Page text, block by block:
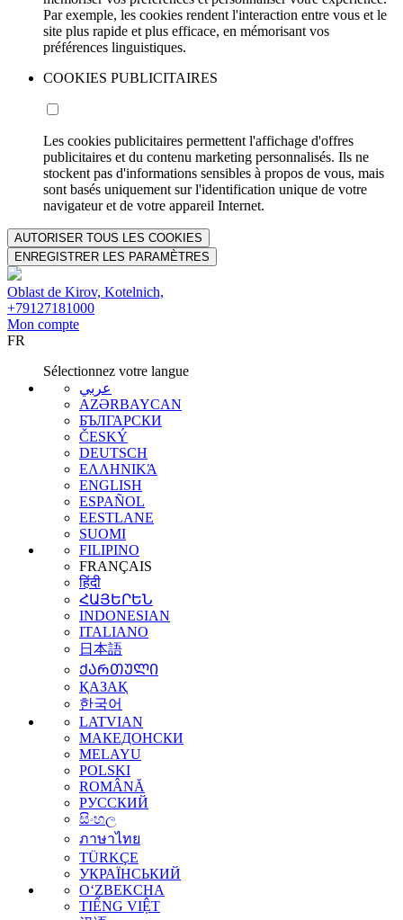
Par exemple, les cookies rendent l'interaction entre vous et le
site plus rapide et plus efficace, en mémorisant vos
préférences linguistiques.
COOKIES PUBLICITAIRES
Les cookies publicitaires permettent l'affichage d'offres
publicitaires et du contenu marketing personnalisés. Ils ne
stockent pas d'informations sensibles à propos de vous, mais
sont basés uniquement sur l'identification unique de votre
navigateur et de votre appareil Internet.
AUTORISER TOUS LES COOKIES
ENREGISTRER LES PARAMÈTRES
Oblast de Kirov, Kotelnich,
+79127181000
Mon compte
FR
Sélectionnez votre langue
عربي
AZƏRBAYCAN
БЪЛГАРСКИ
ČESKÝ
DEUTSCH
ΕΛΛΗΝΙΚΆ
ENGLISH
ESPAÑOL
EESTLANE
SUOMI
FILIPINO
FRANÇAIS
हिंदी
ՀԱՅԵՐԵՆ
INDONESIAN
ITALIANO
日本語
ᲥᲐᲠᲗᲣᲚᲘ
ҚАЗАҚ
한국어
LATVIAN
МАКЕДОНСКИ
MELAYU
POLSKI
ROMÂNĂ
РУССКИЙ
සිංහල
ภาษาไทย
TÜRKÇE
УКРАЇНСЬКИЙ
O‘ZBEKCHA
TIẾNG VIỆT